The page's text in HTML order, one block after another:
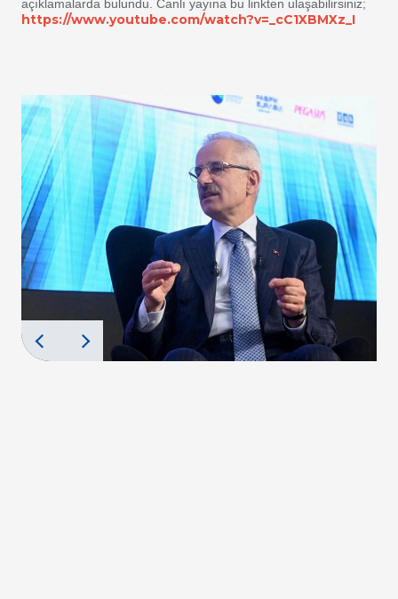
açıklamalarda bulundu. Canlı yayına bu linkten ulaşabilirsiniz;​
https://www.youtube.com/watch?v=_cC1XBMXz_I